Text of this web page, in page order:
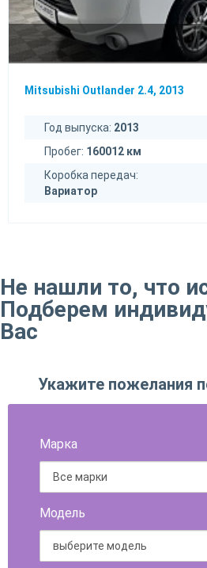
Mitsubishi Outlander 2.4, 2013
Год выпуска: 2013
Пробег: 160012 км
Коробка передач:
Вариатор
Не нашли то, что
Подберем
Вас
Укажите пожелания
Марка
Модель